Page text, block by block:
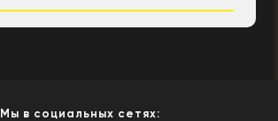
Мы в социальных сетях: